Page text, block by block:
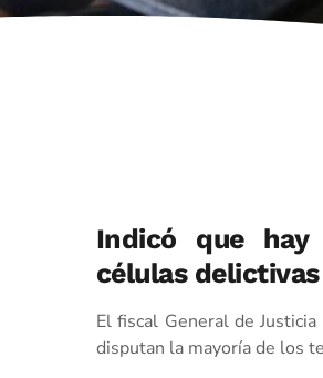
Indicó que hay
células
El fiscal General de
disputan la mayoría de los